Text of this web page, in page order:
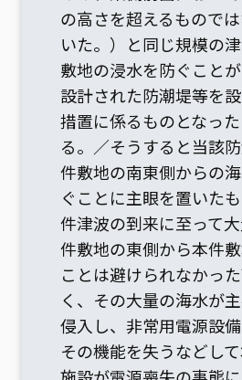
の高さを超えるもので
いた。）と同じ規模の
敷地の浸水を防ぐこと
設計された防潮堤等を
措置に係るものとなっ
る。／そうすると当該
件敷地の南東側からの
ぐことに主眼を置いた
件津波の到来に至って
件敷地の東側から本件
ことは避けられなかっ
く、その大量の海水が
侵入し、非常用電源設
その機能を失うなどし